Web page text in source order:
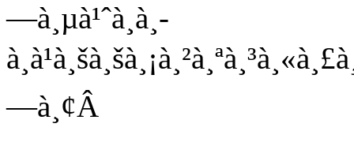
—à¸µà¹ˆà¸­à¸­
—à¸¢Â